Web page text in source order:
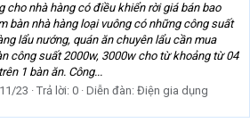
cho nhà hàng có điều khiển rời giá bán bao
bàn nhà hàng loại vuông có những công suất
lẩu nướng, quán ăn chuyên lẩu cần mua
công suất 2000w, 3000w cho từ khoảng từ 04
1 bàn ăn. Công...
23 Trả lời: 0 Diễn đàn: Điện gia dụng